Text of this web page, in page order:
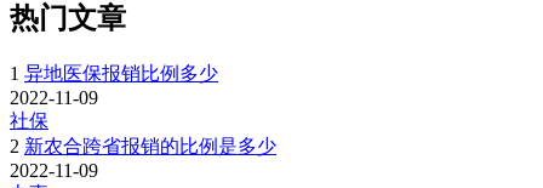
热门文章
1 异地医保报销比例多少
2022-11-09
社保
2 新农合跨省报销的比例是多少
2022-11-09